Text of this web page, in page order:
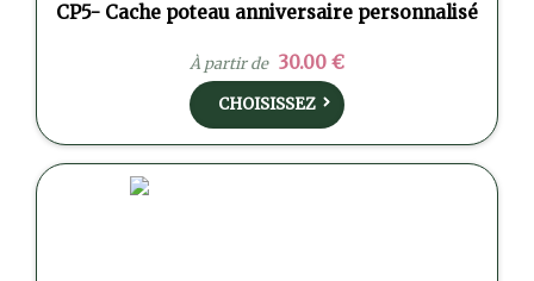
CP5- Cache poteau anniversaire personnalisé
À partir de 30.00 €
CHOISISSEZ